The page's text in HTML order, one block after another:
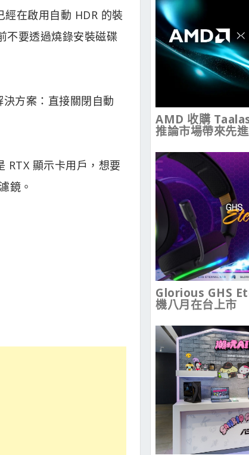
在啟用自動 HDR 的裝
不要透過燒錄安裝磁碟
方案：直接關閉自動
RTX 顯示卡用戶，想要
鏡。
AMD 收購
推論市場帶來先
Glorious GHS
機八月在台上市